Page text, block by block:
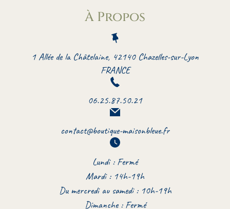
À Propos
1 Allée de la Châtelaine, 42140 Chazelles-sur-Lyon
FRANCE
06.25.87.50.21
contact@boutique-maisonbleue.fr
Lundi : Fermé
Mardi : 14h-19h
Du mercredi au samedi : 10h-19h
Dimanche : Fermé